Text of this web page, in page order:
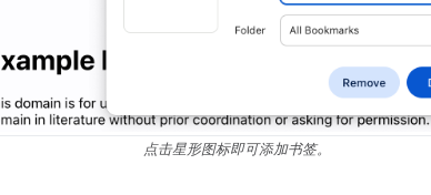
点击星形图标即可添加书签。